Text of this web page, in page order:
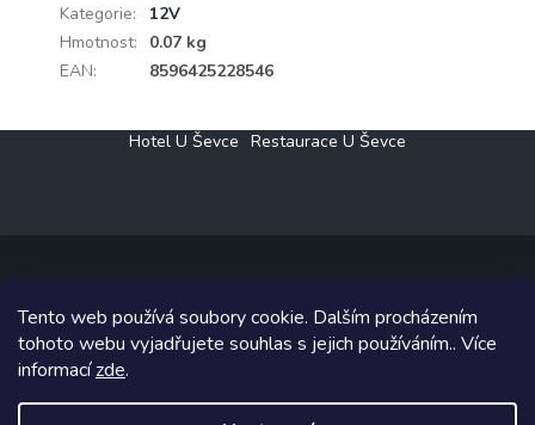
Tento web používá soubory cookie. Dalším procházením
tohoto webu vyjadřujete souhlas s jejich používáním.. Více
informacízde.
Kategorie:
12V
Hmotnost:
0.07 kg
EAN: 8596425228546
Hotel U Ševce Restaurace U Ševce
Copyright 2026Elektro Klesný s.r.o.. Všechna práva vyhrazena.
Grafický návrh vytvořil a na Shoptet implementoval
Shoptetak.cz.